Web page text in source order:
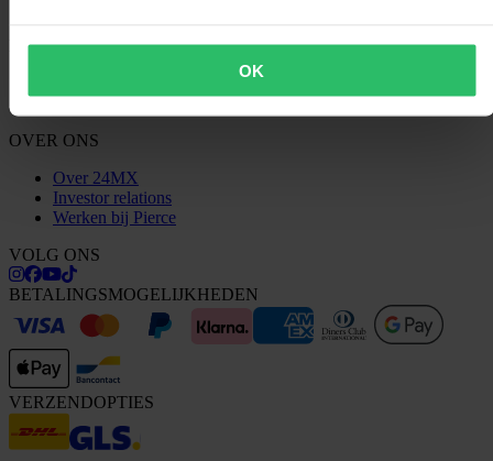
OK
KLANTENSERVICE
OVER ONS
Over 24MX
Investor relations
Werken bij Pierce
VOLG ONS
BETALINGSMOGELIJKHEDEN
VERZENDOPTIES